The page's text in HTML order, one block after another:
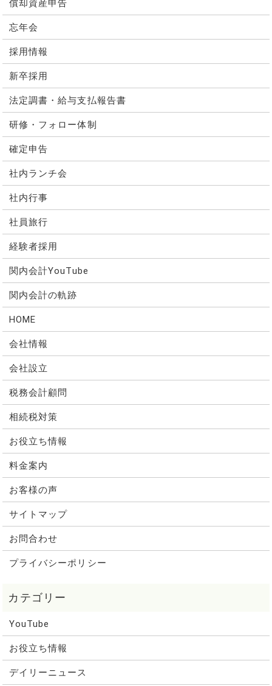
償却資産申告
忘年会
採用情報
新卒採用
法定調書・給与支払報告書
研修・フォロー体制
確定申告
社内ランチ会
社内行事
社員旅行
経験者採用
関内会計YouTube
関内会計の軌跡
HOME
会社情報
会社設立
税務会計顧問
相続税対策
お役立ち情報
料金案内
お客様の声
サイトマップ
お問合わせ
プライバシーポリシー
YouTube
お役立ち情報
デイリーニュース